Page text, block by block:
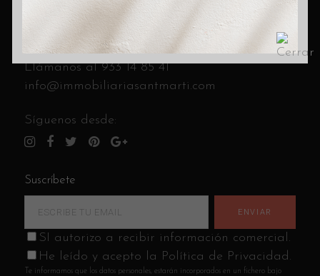
C/ Cantabria 8 (esquina C/ Andrade)
Llámanos al933 14 85 41
info@immobiliariasantmarti.com
Síguenos desde:
Suscríbete
SI autorizo a recibir información comercial.
He leído y acepto la Política de Privacidad.
Te informamos que los datos personales, estarán incorporados en un fichero bajo